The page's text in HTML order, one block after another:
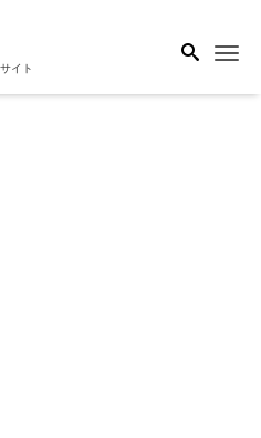
イト